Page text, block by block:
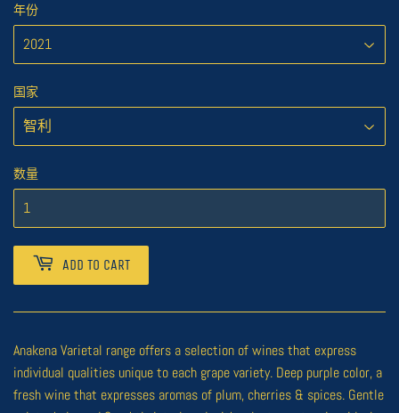
年份
国家
数量
ADD TO CART
Anakena Varietal range offers a selection of wines that express
individual qualities unique to each grape variety. Deep purple color, a
fresh wine that expresses aromas of plum, cherries & spices. Gentle